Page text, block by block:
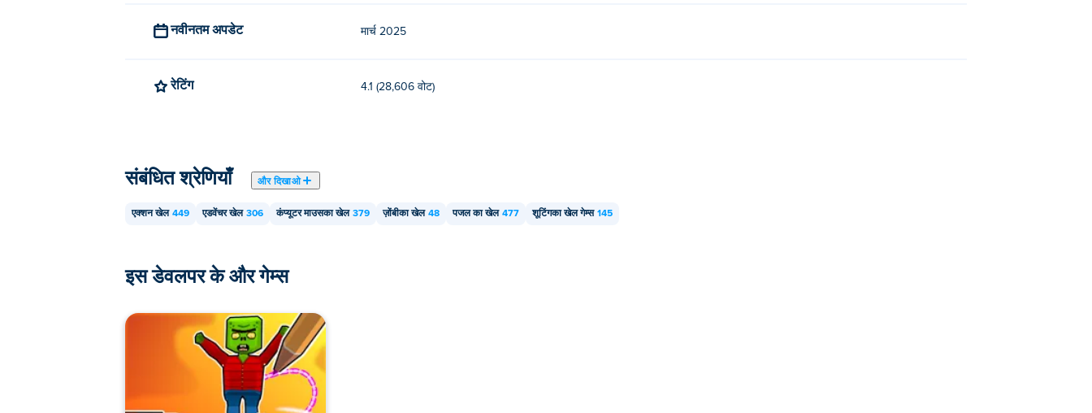
नवीनतम अपडेट मार्च 2025
रेटिंग 4.1 (28,606 वोट)
संबंधित श्रेणियाँ और दिखाओ
एक्शन खेल 449 एडवेंचर खेल 306 कंप्यूटर माउसका खेल 379 ज़ोंबीका खेल 48 पजल का खेल 477 शूटिंगका खेल गेम्स 145
इस डेवलपर के और गेम्स